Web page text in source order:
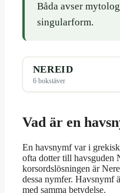
Båda avser
singularform.
NEREID
6 bokstäver
Vad är en
En havsnymf var i
ofta dotter till havsguden
korsordslösningen är
dessa nymfer. Havsnymf
med samma betydelse.